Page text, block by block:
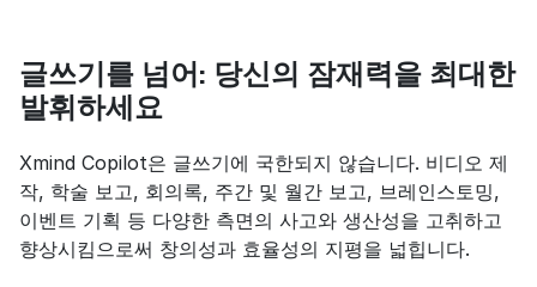
글쓰기를 넘어: 당신의 잠재력을 최대한
발휘하세요
Xmind Copilot은 글쓰기에 국한되지 않습니다. 비디오 제
작, 학술 보고, 회의록, 주간 및 월간 보고, 브레인스토밍,
이벤트 기획 등 다양한 측면의 사고와 생산성을 고취하고
향상시킴으로써 창의성과 효율성의 지평을 넓힙니다.